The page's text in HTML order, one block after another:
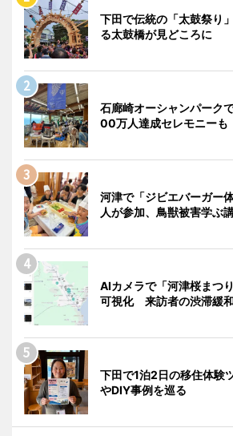
下田で伝統の「太鼓祭り
る太鼓橋が見どころに
石廊崎オーシャンパーク
00万人達成セレモニーも
河津で「ジビエバーガ
人が参加、鳥獣被害学ぶ
AIカメラで「河津桜まつ
可視化 来訪者の渋滞緩
下田で1泊2日の移住体
やDIY事例を巡る